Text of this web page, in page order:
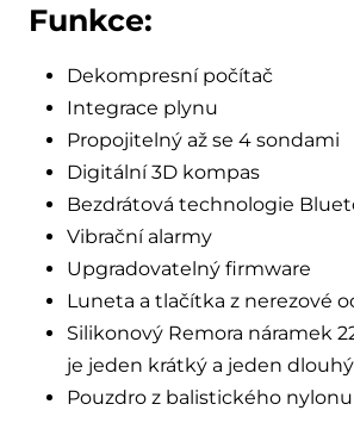
Funkce:
Dekompresní počítač
Integrace plynu
Propojitelný až se 4 sondami
Digitální 3D kompas
Bezdrátová technologie
Vibrační alarmy
Upgradovatelný firmware
Luneta a tlačítka z nerezové
Silikonový Remora náramek
je jeden krátký a jeden
Pouzdro z balistického nylonu